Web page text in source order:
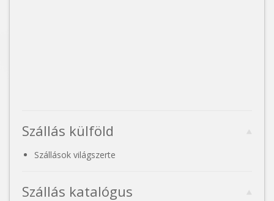
Szállás külföld
Szállások világszerte
Szállás katalógus